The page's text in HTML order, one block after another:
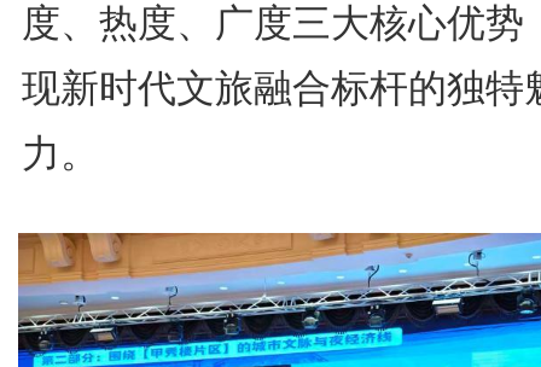
度、热度、广度三大核心优势
现新时代文旅融合标杆的独特
力。